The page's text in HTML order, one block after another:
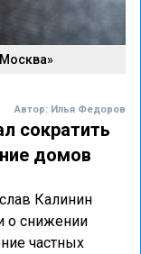
Автор: Илья Федоров
сократить
домов
Калинин
о снижении
частных